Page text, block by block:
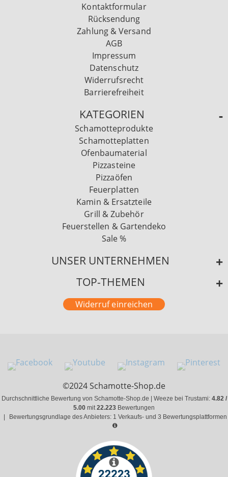
Kontaktformular
Rücksendung
Zahlung & Versand
AGB
Impressum
Datenschutz
Widerrufsrecht
Barrierefreiheit
KATEGORIEN
Schamotteprodukte
Schamotteplatten
Ofenbaumaterial
Pizzasteine
Pizzaöfen
Feuerplatten
Kamin & Ersatzteile
Grill & Zubehör
Feuerstellen & Gartendeko
Sale %
UNSER UNTERNEHMEN
TOP-THEMEN
Widerruf einreichen
©2024 Schamotte-Shop.de
Durchschnittliche Bewertung von Schamotte-Shop.de | Weeze bei Trustami: 4.82 /
5.00 mit22.223 Bewertungen
Bewertungsgrundlage des Anbieters: 1 Verkaufs- und 3 Bewertungsplattformen